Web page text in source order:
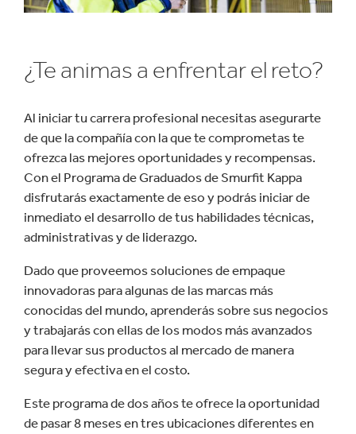
¿Te animas a enfrentar el reto?
Al iniciar tu carrera profesional necesitas asegurarte
de que la compañía con la que te comprometas te
ofrezca las mejores oportunidades y recompensas.
Con el Programa de Graduados de Smurfit Kappa
disfrutarás exactamente de eso y podrás iniciar de
inmediato el desarrollo de tus habilidades técnicas,
administrativas y de liderazgo.
Dado que proveemos soluciones de empaque
innovadoras para algunas de las marcas más
conocidas del mundo, aprenderás sobre sus negocios
y trabajarás con ellas de los modos más avanzados
para llevar sus productos al mercado de manera
segura y efectiva en el costo.
Este programa de dos años te ofrece la oportunidad
de pasar 8 meses en tres ubicaciones diferentes en